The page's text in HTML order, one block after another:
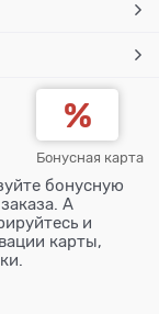
Бонусная карта
бонусную
А
и
карты,